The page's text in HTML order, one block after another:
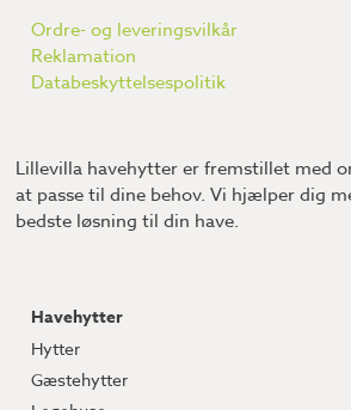
Ordre- og leveringsvilkår
Reklamation
Databeskyttelsespolitik
Lillevilla havehytter er fremstillet med
at passe til dine behov. Vi hjælper dig
bedste løsning til din have.
Havehytter
Hytter
Gæstehytter